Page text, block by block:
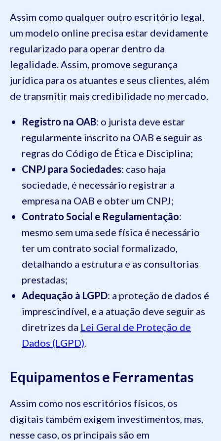
Assim como qualquer outro escritório legal,
um modelo online precisa estar devidamente
regularizado para operar dentro da
legalidade. Assim, promove segurança
jurídica para os atuantes e seus clientes, além
de transmitir mais credibilidade no mercado.
Registro na OAB: o jurista deve estar
regularmente inscrito na OAB e seguir as
regras do Código de Ética e Disciplina;
CNPJ para Sociedades: caso haja
sociedade, é necessário registrar a
empresa na OAB e obter um CNPJ;
Contrato Social e Regulamentação:
mesmo sem uma sede física é necessário
ter um contrato social formalizado,
detalhando a estrutura e as consultorias
prestadas;
Adequação à LGPD: a proteção de dados é
imprescindível, e a atuação deve seguir as
diretrizes da Lei Geral de Proteção de
Dados (LGPD)
Equipamentos e Ferramentas
Assim como nos escritórios físicos, os
digitais também exigem investimentos, mas,
nesse caso, os principais são em